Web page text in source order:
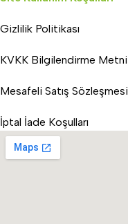
Gizlilik Politikası
KVKK Bilgilendirme Metni
Mesafeli Satış Sözleşmesi
İptal İade Koşulları